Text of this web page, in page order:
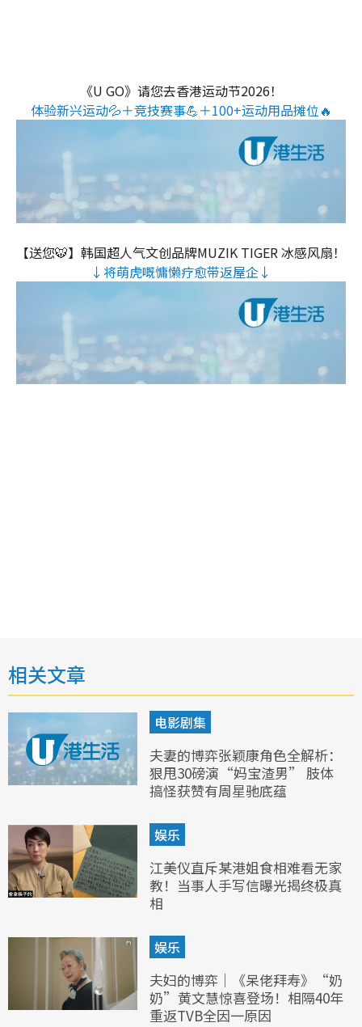
《U GO》请您去香港运动节2026！
体验新兴运动💦＋竞技赛事💪＋100+运动用品摊位🔥
【送您🐯】韩国超人气文创品牌MUZIK TIGER 冰感风扇！
↓将萌虎嘅慵懒疗愈带返屋企↓
相关文章
电影剧集
夫妻的博弈张颖康角色全解析：
狠甩30磅演“妈宝渣男” 肢体
搞怪获赞有周星驰底蕴
娱乐
江美仪直斥某港姐食相难看无家
教！当事人手写信曝光揭终极真
相
娱乐
夫妇的博弈｜《呆佬拜寿》“奶
奶”黄文慧惊喜登场！相隔40年
重返TVB全因一原因